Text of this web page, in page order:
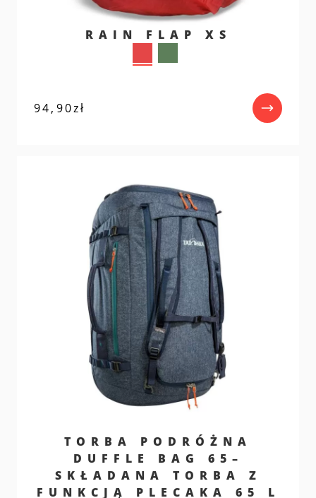
RAIN FLAP XS
94,90zł
TORBA PODRÓŻNA
DUFFLE BAG 65–
SKŁADANA TORBA Z
FUNKCJĄ PLECAKA 65 L